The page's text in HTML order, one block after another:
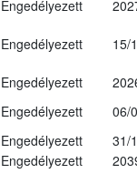
Engedélyezett
Engedélyezett 15/
Engedélyezett
Engedélyezett
06/
Engedélyezett
31/
Engedélyezett